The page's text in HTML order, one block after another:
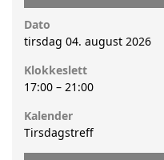
Dato
tirsdag 04. august 2026
Klokkeslett
17:00 – 21:00
Kalender
Tirsdagstreff